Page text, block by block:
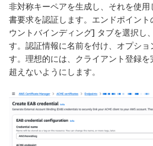
非対称キーペアを生成し、それを使
書要求を認証します。エンドポイン
ウントバインディング] タブを選択し
す。認証情報に名前を付け、オプショ
す。理想的には、クライアント登録
超えないようにします。